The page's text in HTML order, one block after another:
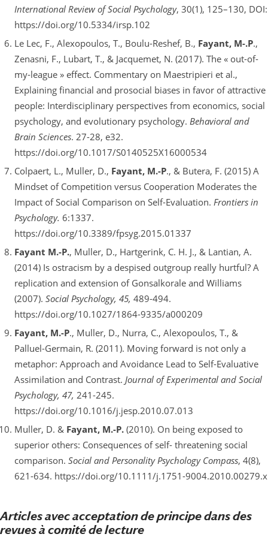
International Review of Social Psychology, 30(1), 125–130, DOI:
https://doi.org/10.5334/irsp.102
Le Lec, F., Alexopoulos, T., Boulu-Reshef, B., Fayant, M-.P.,
Zenasni, F., Lubart, T., & Jacquemet, N. (2017). The « out-of-
my-league » effect. Commentary on Maestripieri et al.,
Explaining financial and prosocial biases in favor of attractive
people: Interdisciplinary perspectives from economics, social
psychology, and evolutionary psychology. Behavioral and
Brain Sciences. 27-28, e32.
https://doi.org/10.1017/S0140525X16000534
Colpaert, L., Muller, D., Fayant, M.-P., & Butera, F. (2015) A
Mindset of Competition versus Cooperation Moderates the
Impact of Social Comparison on Self-Evaluation. Frontiers in
Psychology. 6:1337.
https://doi.org/10.3389/fpsyg.2015.01337
Fayant M.-P., Muller, D., Hartgerink, C. H. J., & Lantian, A.
(2014) Is ostracism by a despised outgroup really hurtful? A
replication and extension of Gonsalkorale and Williams
(2007). Social Psychology, 45, 489-494.
https://doi.org/10.1027/1864-9335/a000209
Fayant, M.-P., Muller, D., Nurra, C., Alexopoulos, T., &
Palluel-Germain, R. (2011). Moving forward is not only a
metaphor: Approach and Avoidance Lead to Self-Evaluative
Assimilation and Contrast. Journal of Experimental and Social
Psychology, 47, 241-245.
https://doi.org/10.1016/j.jesp.2010.07.013
Muller, D. & Fayant, M.-P. (2010). On being exposed to
superior others: Consequences of self- threatening social
comparison. Social and Personality Psychology Compass, 4(8),
621-634. https://doi.org/10.1111/j.1751-9004.2010.00279.x
Articles avec acceptation de principe dans des
revues à comité de lecture